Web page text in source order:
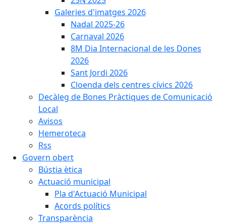
Galeries d'imatges 2026
Nadal 2025-26
Carnaval 2026
8M Dia Internacional de les Dones
2026
Sant Jordi 2026
Cloenda dels centres cívics 2026
Decàleg de Bones Pràctiques de Comunicació
Local
Avisos
Hemeroteca
Rss
Govern obert
Bústia ètica
Actuació municipal
Pla d'Actuació Municipal
Acords polítics
Transparència